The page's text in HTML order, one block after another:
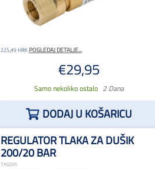
225,49 HRKPOGLEDAJ DETALJE...
€29,95
Samo nekoliko ostalo 2 Dana
DODAJ U KOŠARICU
REGULATOR TLAKA ZA DUŠIK
200/20 BAR
TAGOVI: